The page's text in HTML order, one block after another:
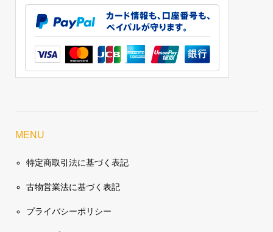
MENU
特定商取引法に基づく表記
古物営業法に基づく表記
プライバシーポリシー